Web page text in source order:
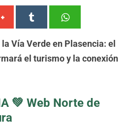
Vía Verde en Plasencia: el
el turismo y la conexión
💚 Web Norte de